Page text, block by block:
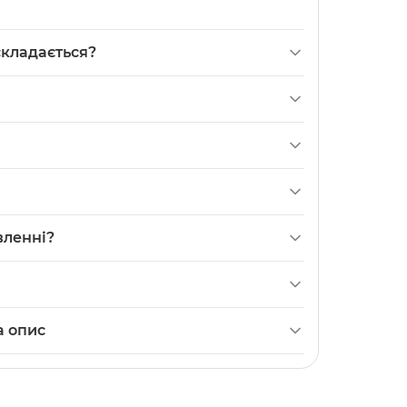
параметрами при встановленні
форми та конекторів вашого
при експлуатації в Xiaomi Poco M4 Pro
перед встановленням.
краще доручити заміну сервісному
опис